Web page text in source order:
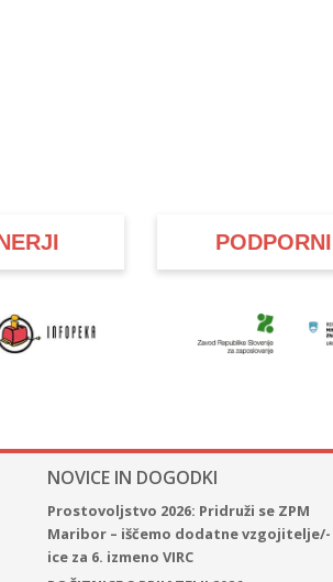
NOVICE IN DOGODKI
Prostovoljstvo 2026: Pridruži se ZPM
Maribor – iščemo dodatne vzgojitelje/-
ice za 6. izmeno VIRC